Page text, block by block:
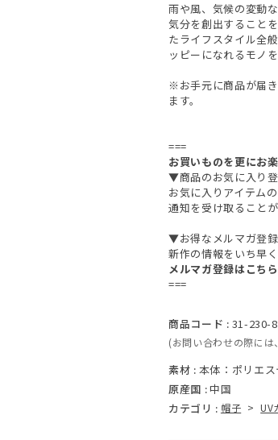
雨や風、気候の変動
気分を創出すること
たライフスタイル全
ッピーになれるモノ
※お手元に商品が届
ます。
===
お買いものを更にお
▼商品のお気に入り
お気に入りアイテム
通知を受け取ることが
▼お得なメルマガ登録
新作の情報をいち早
メルマガ登録はこち
===
商品コード : 31-230-
(お問い合わせの際に
素材 : 本体：ポリエ
原産国 :中国
カテゴリ : 帽子 > UV